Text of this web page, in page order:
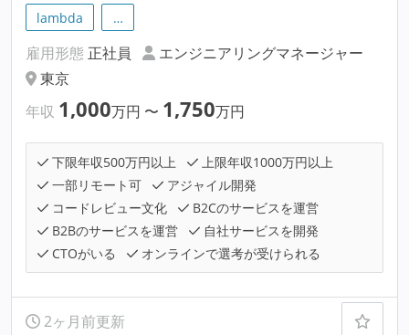
lambda
…
雇用形態 正社員
エンジニアリングマネージャー
東京
年収 1,000万円 〜 1,750万円
下限年収500万円以上
上限年収1000万円以上
一部リモート可
アジャイル開発
コードレビュー文化
B2Cのサービスを運営
B2Bのサービスを運営
自社サービスを開発
CTOがいる
オンラインで選考が受けられる
2ヶ月前更新